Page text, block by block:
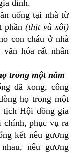
đình.
uống tại nhà từ
phần(thịt và xôi)
con cháu ở nhà
hóa rất nhân
trong một năm
đã xong, công
họ trong một
tịch Hội đồng gia
chính, phục vụ ra
kết nêu gương
nêu gương